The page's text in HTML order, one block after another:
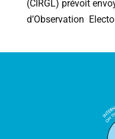
(CIRGL) prévoit
d’Observation